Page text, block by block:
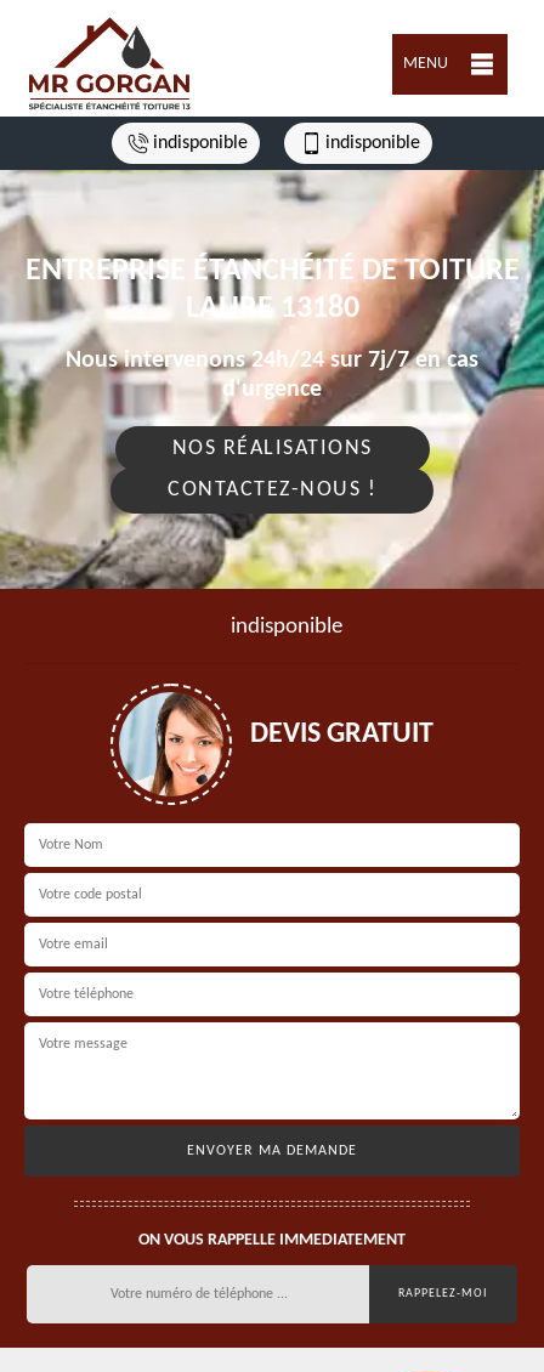
MENU
indisponible indisponible
ENTREPRISE ÉTANCHÉITÉ DE TOITURE
LAURE 13180
Nous intervenons 24h/24 sur 7j/7 en cas
d'urgence
NOS RÉALISATIONS
CONTACTEZ-NOUS !
indisponible
DEVIS GRATUIT
ON VOUS RAPPELLE IMMEDIATEMENT